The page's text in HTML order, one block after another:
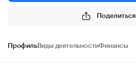
Поделиться
ПрофильВиды деятельностиФинансы